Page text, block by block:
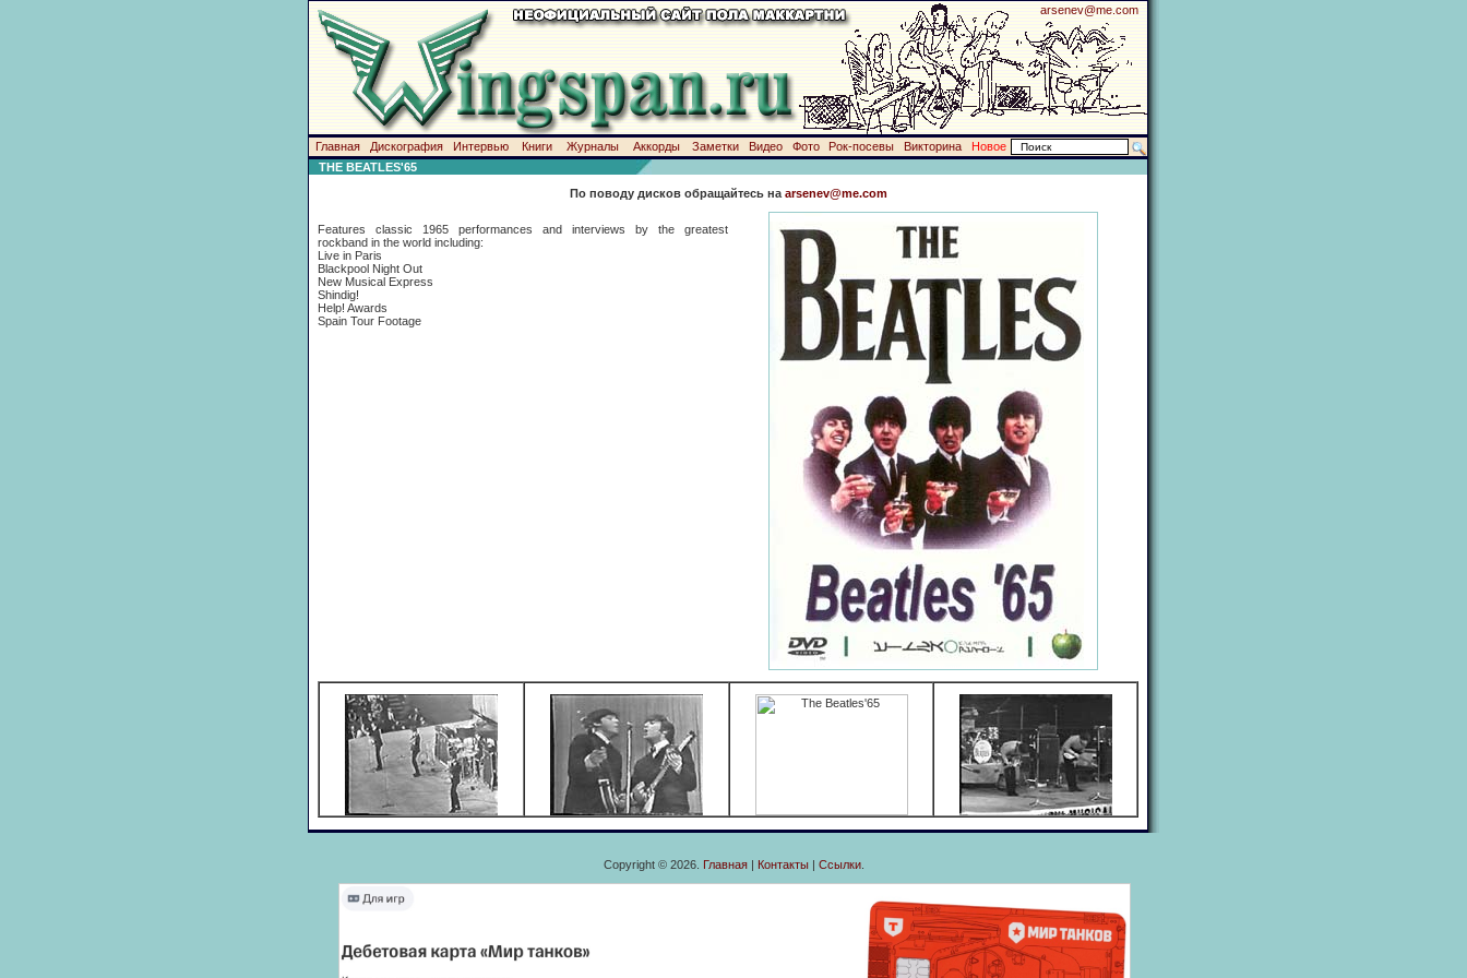
arsenev@me.com
Главная Дискография Интервью Книги Журналы Аккорды Заметки Видео Фото Рок-посевы Викторина
Новое
THE BEATLES'65
По поводу дисков обращайтесь на arsenev@me.com
Features classic 1965 performances and interviews by the greatest
rockband in the world including:
Live in Paris
Blackpool Night Out
New Musical Express
Shindig!
Help! Awards
Spain Tour Footage
Copyright © 2026. Главная| Контакты| Ссылки.